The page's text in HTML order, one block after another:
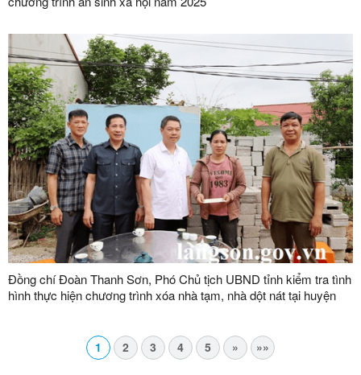
Đồng chí Đoàn Thanh Sơn, Phó Chủ tịch UBND tỉnh kiểm tra tình
hình thực hiện chương trình xóa nhà tạm, nhà dột nát tại huyện
1 2 3 4 5 » »»